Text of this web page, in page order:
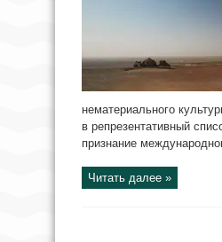
нематериального
в репрезентативный
признание
Читать далее »